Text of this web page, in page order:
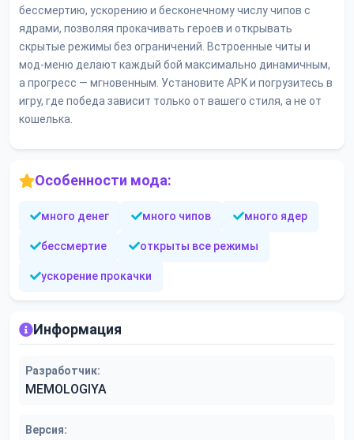
бессмертию, ускорению и бесконечному числу чипов с
ядрами, позволяя прокачивать героев и открывать
скрытые режимы без ограничений. Встроенные читы и
мод-меню делают каждый бой максимально динамичным,
а прогресс — мгновенным. Установите APK и погрузитесь в
игру, где победа зависит только от вашего стиля, а не от
кошелька.
Особенности мода:
много денег много чипов много ядер
бессмертие открыты все режимы
ускорение прокачки
Информация
Разработчик:
MEMOLOGIYA
Версия: